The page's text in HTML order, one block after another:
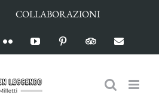
COLLABORAZIONI
Flickr YouTube PinterestTripAdvisor
Email